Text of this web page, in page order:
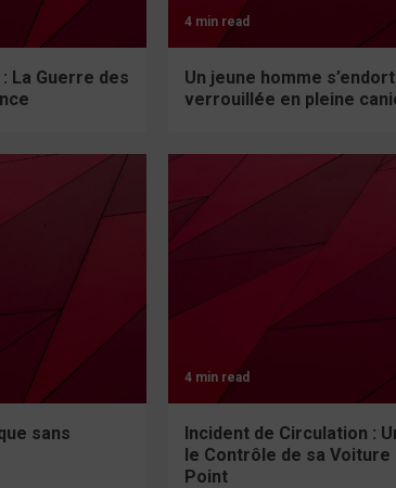
La Guerre des
4 min read
Un jeune homme
verrouillée en pleine
sans
4 min read
Incident de Circulation :
le Contrôle de sa Voiture
Point